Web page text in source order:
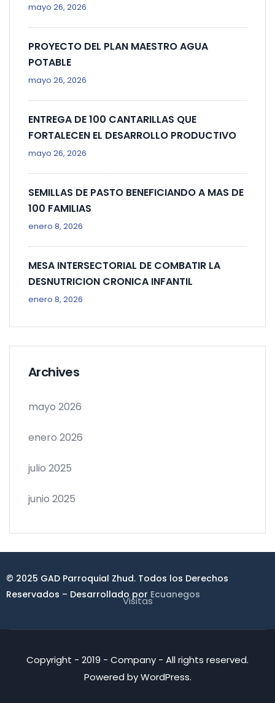
mayo 26, 2026
PROYECTO DEL PLAN MAESTRO AGUA
POTABLE
mayo 26, 2026
ENTREGA DE 100 CANTARILLAS QUE
FORTALECEN EL DESARROLLO PRODUCTIVO
mayo 26, 2026
SEMILLAS DE PASTO BENEFICIANDO A MAS DE
100 FAMILIAS
enero 8, 2026
MESA INTERSECTORIAL DE COMBATIR LA
DESNUTRICION CRONICA INFANTIL
enero 8, 2026
Archives
mayo 2026
enero 2026
julio 2025
junio 2025
© 2025 GAD Parroquial Zhud. Todos los Derechos
Reservados – Desarrollado por Ecuanegos
Visitas
Copyright - 2019 - Company - All rights reserved.
Powered by WordPress.